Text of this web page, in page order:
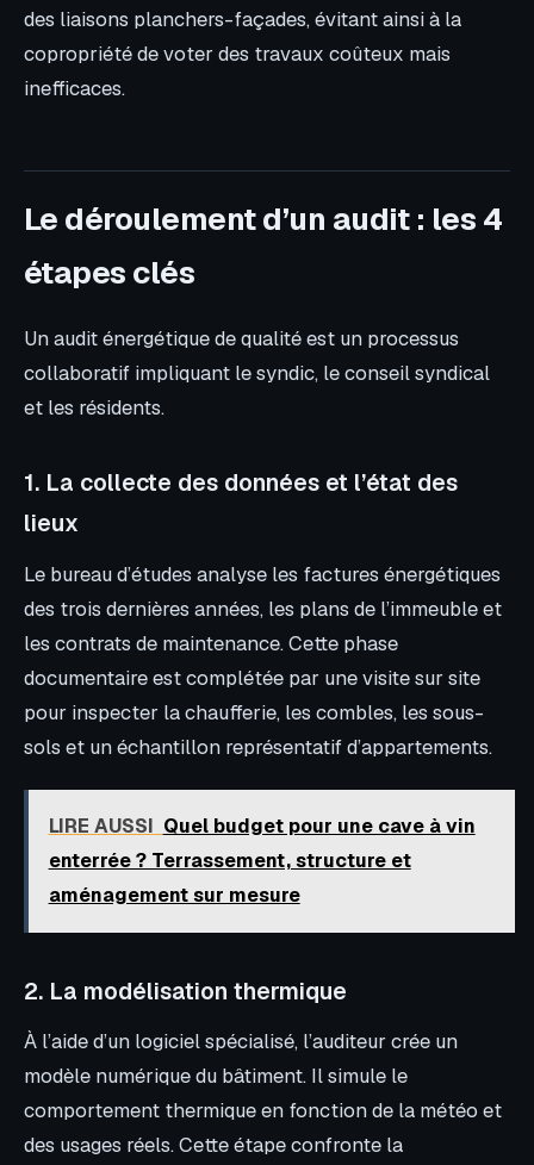
des liaisons planchers-façades, évitant ainsi à la
copropriété de voter des travaux coûteux mais
inefficaces.
Le déroulement d’un audit : les 4
étapes clés
Un audit énergétique de qualité est un processus
collaboratif impliquant le syndic, le conseil syndical
et les résidents.
1. La collecte des données et l’état des
lieux
Le bureau d’études analyse les factures énergétiques
des trois dernières années, les plans de l’immeuble et
les contrats de maintenance. Cette phase
documentaire est complétée par une visite sur site
pour inspecter la chaufferie, les combles, les sous-
sols et un échantillon représentatif d’appartements.
LIRE AUSSI Quel budget pour une cave à vin
enterrée ? Terrassement, structure et
aménagement sur mesure
2. La modélisation thermique
À l’aide d’un logiciel spécialisé, l’auditeur crée un
modèle numérique du bâtiment. Il simule le
comportement thermique en fonction de la météo et
des usages réels. Cette étape confronte la